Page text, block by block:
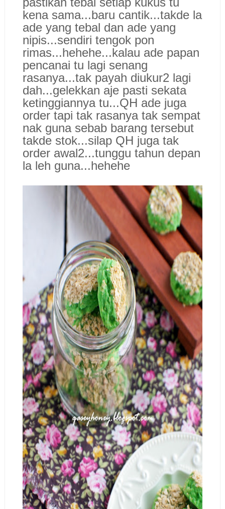
kena sama...baru cantik...takde la
ade yang tebal dan ade yang
nipis...sendiri tengok pon
rimas...hehehe...kalau ade papan
pencanai tu lagi senang
rasanya...tak payah diukur2 lagi
dah...gelekkan aje pasti sekata
ketinggiannya tu...QH ade juga
order tapi tak rasanya tak sempat
nak guna sebab barang tersebut
takde stok...silap QH juga tak
order awal2...tunggu tahun depan
la leh guna...hehehe